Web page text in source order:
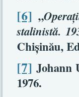
[6] „
stalinistă.
Chişinău,
[7]
1976.